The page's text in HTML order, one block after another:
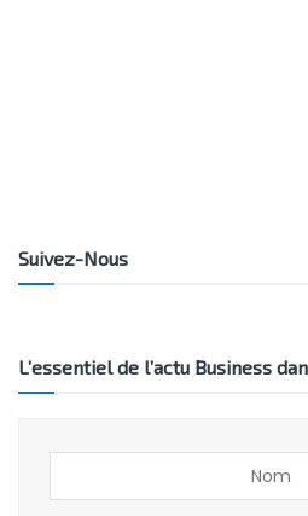
Suivez-Nous
L’essentiel de l’actu Business